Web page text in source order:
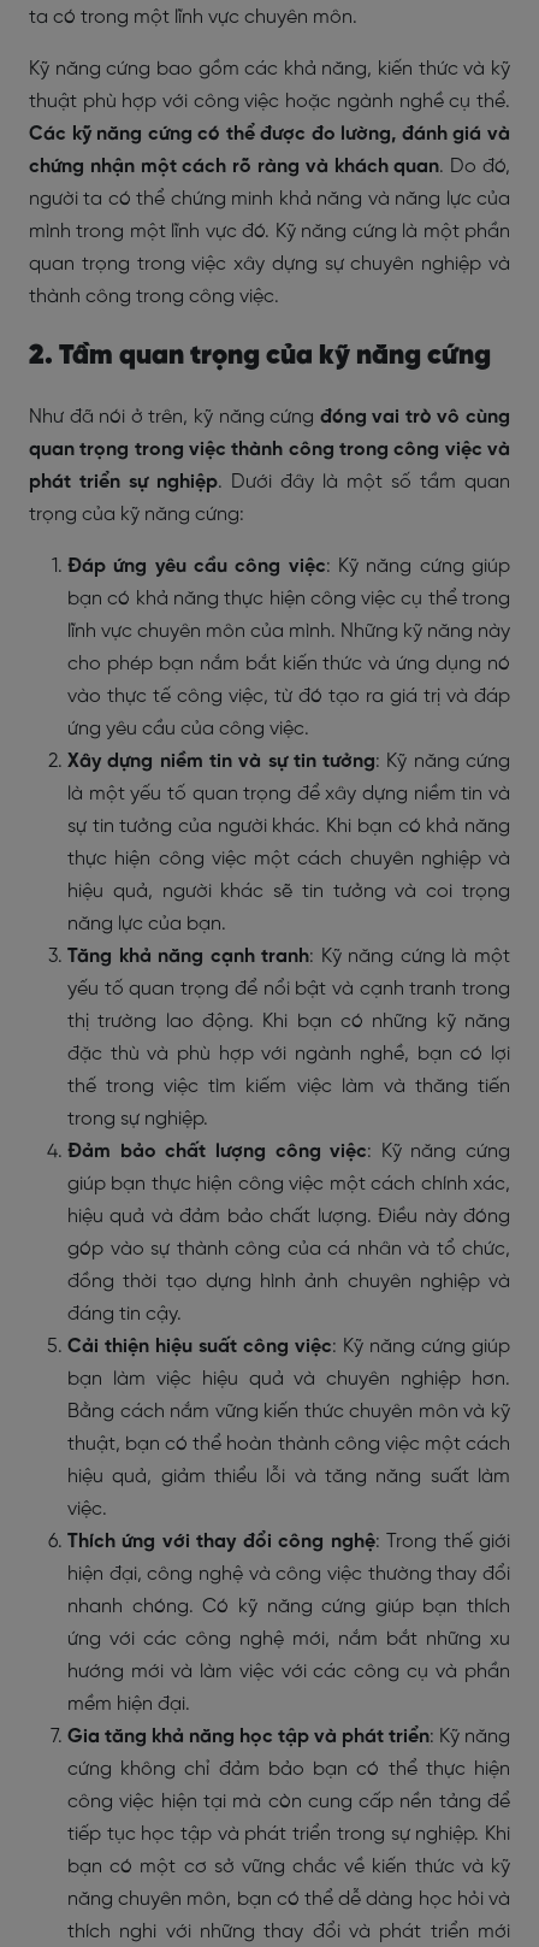
ta có trong một lĩnh vực chuyên môn.
Kỹ năng cứng bao gồm các khả năng, kiến thức và kỹ
thuật phù hợp với công việc hoặc ngành nghề cụ thể.
Các kỹ năng cứng có thể được đo lường, đánh giá và
chứng nhận một cách rõ ràng và khách quan. Do đó,
người ta có thể chứng minh khả năng và năng lực của
mình trong một lĩnh vực đó. Kỹ năng cứng là một phần
quan trọng trong việc xây dựng sự chuyên nghiệp và
thành công trong công việc.
2. Tầm quan trọng của kỹ năng cứng
Như đã nói ở trên, kỹ năng cứng đóng vai trò vô cùng
quan trọng trong việc thành công trong công việc và
phát triển sự nghiệp. Dưới đây là một số tầm quan
trọng của kỹ năng cứng:
Đáp ứng yêu cầu công việc: Kỹ năng cứng giúp
bạn có khả năng thực hiện công việc cụ thể trong
lĩnh vực chuyên môn của mình. Những kỹ năng này
cho phép bạn nắm bắt kiến thức và ứng dụng nó
vào thực tế công việc, từ đó tạo ra giá trị và đáp
ứng yêu cầu của công việc.
Xây dựng niềm tin và sự tin tưởng: Kỹ năng cứng
là một yếu tố quan trọng để xây dựng niềm tin và
sự tin tưởng của người khác. Khi bạn có khả năng
thực hiện công việc một cách chuyên nghiệp và
hiệu quả, người khác sẽ tin tưởng và coi trọng
năng lực của bạn.
Tăng khả năng cạnh tranh: Kỹ năng cứng là một
yếu tố quan trọng để nổi bật và cạnh tranh trong
thị trường lao động. Khi bạn có những kỹ năng
đặc thù và phù hợp với ngành nghề, bạn có lợi
thế trong việc tìm kiếm việc làm và thăng tiến
trong sự nghiệp.
Đảm bảo chất lượng công việc: Kỹ năng cứng
giúp bạn thực hiện công việc một cách chính xác,
hiệu quả và đảm bảo chất lượng. Điều này đóng
góp vào sự thành công của cá nhân và tổ chức,
đồng thời tạo dựng hình ảnh chuyên nghiệp và
đáng tin cậy.
Cải thiện hiệu suất công việc: Kỹ năng cứng giúp
bạn làm việc hiệu quả và chuyên nghiệp hơn.
Bằng cách nắm vững kiến thức chuyên môn và kỹ
thuật, bạn có thể hoàn thành công việc một cách
hiệu quả, giảm thiểu lỗi và tăng năng suất làm
việc.
Thích ứng với thay đổi công nghệ: Trong thế giới
hiện đại, công nghệ và công việc thường thay đổi
nhanh chóng. Có kỹ năng cứng giúp bạn thích
ứng với các công nghệ mới, nắm bắt những xu
hướng mới và làm việc với các công cụ và phần
mềm hiện đại.
Gia tăng khả năng học tập và phát triển: Kỹ năng
cứng không chỉ đảm bảo bạn có thể thực hiện
công việc hiện tại mà còn cung cấp nền tảng để
tiếp tục học tập và phát triển trong sự nghiệp. Khi
bạn có một cơ sở vững chắc về kiến thức và kỹ
năng chuyên môn, bạn có thể dễ dàng học hỏi và
thích nghi với những thay đổi và phát triển mới